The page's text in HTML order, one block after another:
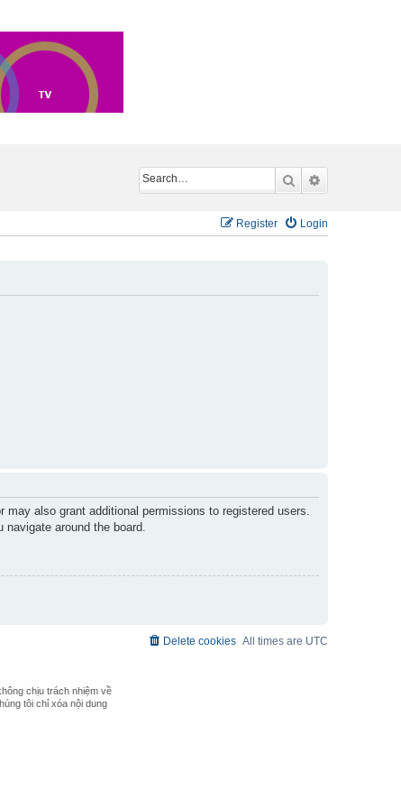
Search
Login
Register
also grant additional permissions to registered users.
around the board.
All times are UTC
Delete cookies
chịu trách nhiệm về
tôi chỉ xóa nội dung